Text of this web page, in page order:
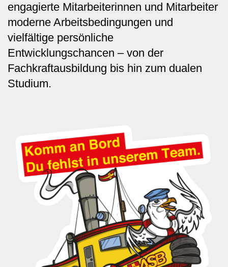
engagierte Mitarbeiterinnen und Mitarbeiter
moderne Arbeitsbedingungen und
vielfältige persönliche
Entwicklungschancen – von der
Fachkraftausbildung bis hin zum dualen
Studium.